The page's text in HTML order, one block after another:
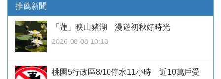
推薦新聞
「蓮」映山豬湖 漫遊初秋好時光
2026-08-08 10:13
桃園5行政區8/10停水11小時 近10萬戶受